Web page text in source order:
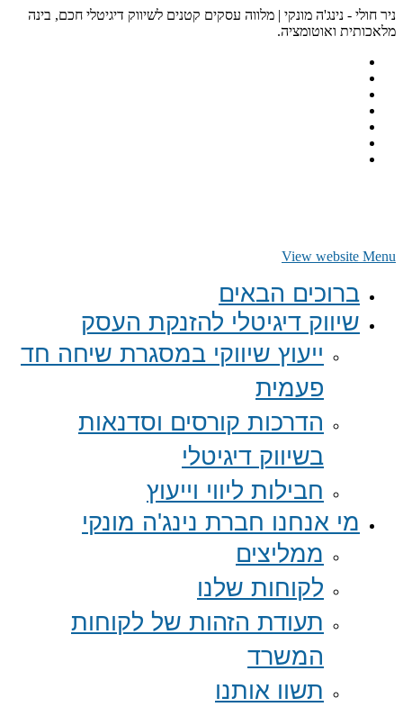
ניר חולי - נינג'ה מונקי | מלווה עסקים קטנים לשיווק דיגיטלי חכם, בינה
מלאכותית ואוטומציה.
View website Menu
ברוכים הבאים
שיווק דיגיטלי להזנקת העסק
ייעוץ שיווקי במסגרת שיחה חד
פעמית​
הדרכות קורסים וסדנאות
בשיווק דיגיטלי
חבילות ליווי וייעוץ
מי אנחנו חברת נינג'ה מונקי
ממליצים
לקוחות שלנו
תעודת הזהות של לקוחות
המשרד
תשוו אותנו